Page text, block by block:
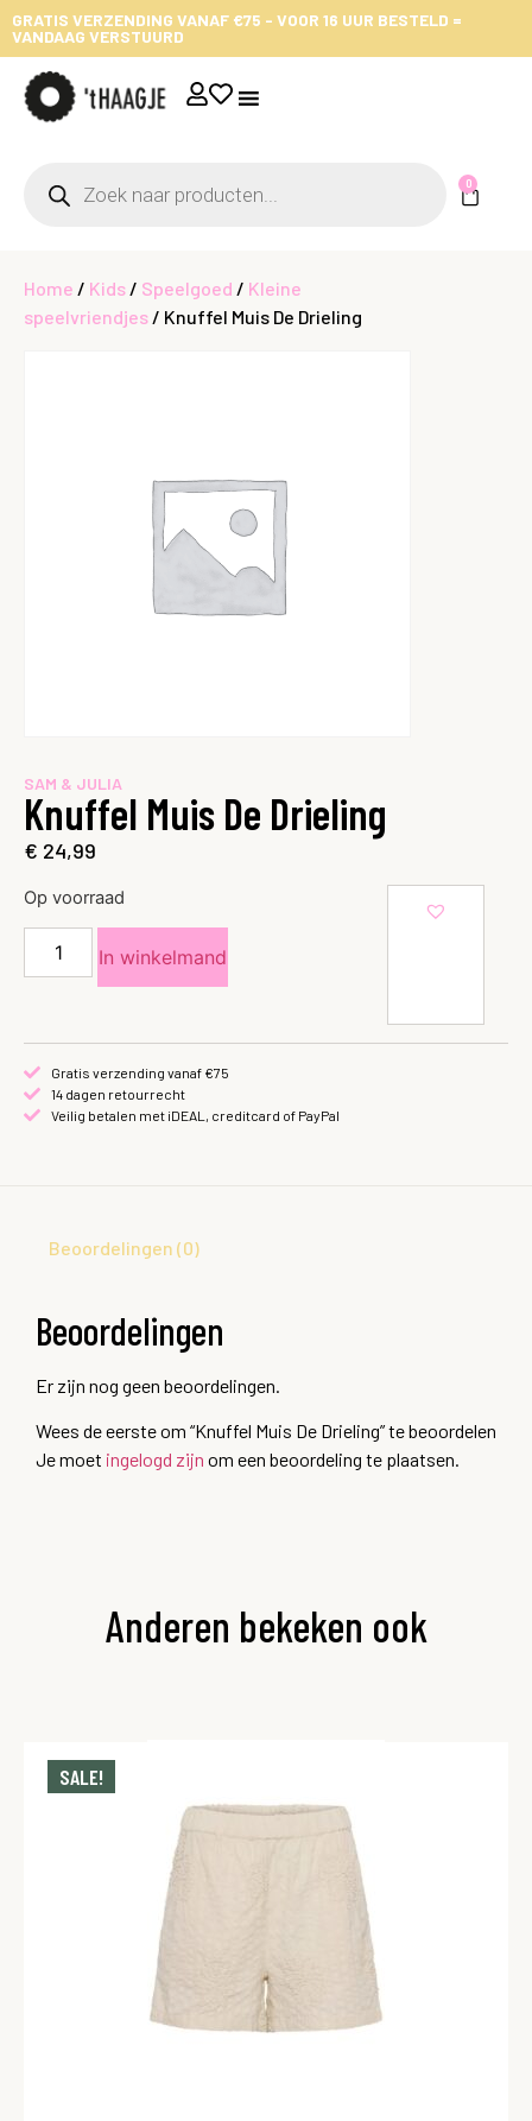
GRATIS VERZENDING VANAF €75 - VOOR 16 UUR BESTELD =
VANDAAG VERSTUURD
0
Home / Kids / Speelgoed / Kleine
speelvriendjes / Knuffel Muis De Drieling
SAM & JULIA
Knuffel Muis De Drieling
€ 24,99
Op voorraad
In winkelmand
Gratis verzending vanaf €75
14 dagen retourrecht
Veilig betalen met iDEAL, creditcard of PayPal
Beoordelingen (0)
Beoordelingen
Er zijn nog geen beoordelingen.
Wees de eerste om “Knuffel Muis De Drieling” te beoordelen
Je moet ingelogd zijn om een beoordeling te plaatsen.
Anderen bekeken ook
SALE!